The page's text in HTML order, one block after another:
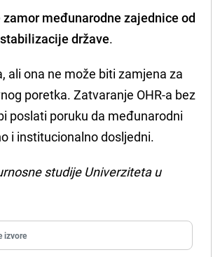
međunarodne zajednice od
države.
ali ona ne može biti zamjena za
poretka. Zatvaranje OHR-a bez
poslati poruku da međunarodni
i institucionalno dosljedni.
studije Univerziteta u
izvore